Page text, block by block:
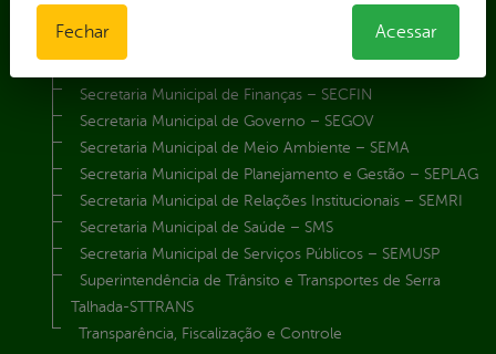
Secretaria Municipal de Educação – SEST
Secretaria Municipal de Finanças – SECFIN
Secretaria Municipal de Governo – SEGOV
Secretaria Municipal de Meio Ambiente – SEMA
Secretaria Municipal de Planejamento e Gestão – SEPLAG
Secretaria Municipal de Relações Institucionais – SEMRI
Secretaria Municipal de Saúde – SMS
Secretaria Municipal de Serviços Públicos – SEMUSP
Superintendência de Trânsito e Transportes de Serra
Talhada-STTRANS
Transparência, Fiscalização e Controle
Fechar Acessar